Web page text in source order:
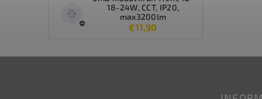
18-24W, CCT, IP20,
max3200lm
€11,90